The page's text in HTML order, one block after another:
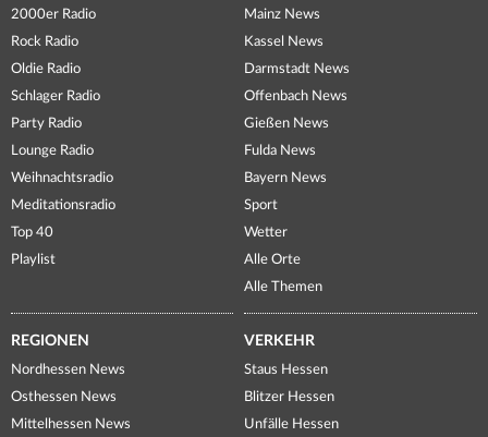
2000er Radio
Rock Radio
Oldie Radio
Schlager Radio
Party Radio
Lounge Radio
Weihnachtsradio
Meditationsradio
Top 40
Playlist
Mainz News
Kassel News
Darmstadt News
Offenbach News
Gießen News
Fulda News
Bayern News
Sport
Wetter
Alle Orte
Alle Themen
REGIONEN
Nordhessen News
Osthessen News
Mittelhessen News
VERKEHR
Staus Hessen
Blitzer Hessen
Unfälle Hessen